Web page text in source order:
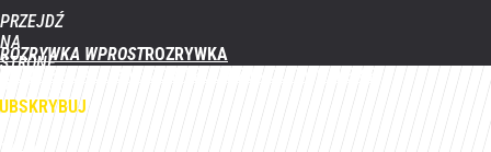
PRZEJDŹ
NA
STRONĘ
WPROST.PL
ROZRYWKA WPROST